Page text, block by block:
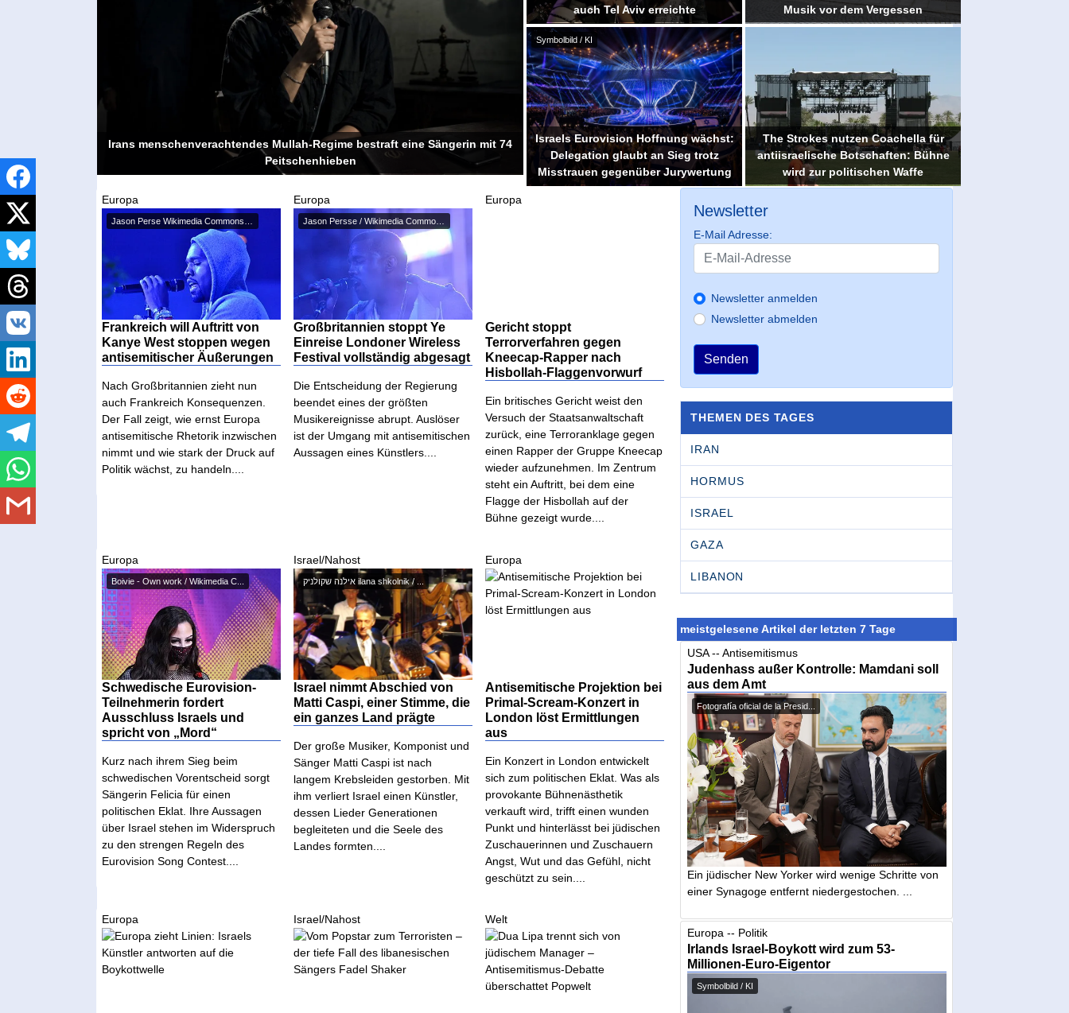
Irans menschenverachtendes Mullah-Regime bestraft eine Sängerin mit 74
Peitschenhieben
auch Tel Aviv erreichte
Musik vor dem Vergessen
Symbolbild / KI
Israels Eurovision Hoffnung wächst:
Delegation glaubt an Sieg trotz
Misstrauen gegenüber Jurywertung
The Strokes nutzen Coachella für
antiisraelische Botschaften: Bühne
wird zur politischen Waffe
Europa
Frankreich will Auftritt von
Kanye West stoppen wegen
antisemitischer Äußerungen
Nach Großbritannien zieht nun
auch Frankreich Konsequenzen.
Der Fall zeigt, wie ernst Europa
antisemitische Rhetorik inzwischen
nimmt und wie stark der Druck auf
Politik wächst, zu handeln....
Europa
Großbritannien stoppt Ye
Einreise Londoner Wireless
Festival vollständig abgesagt
Die Entscheidung der Regierung
beendet eines der größten
Musikereignisse abrupt. Auslöser
ist der Umgang mit antisemitischen
Aussagen eines Künstlers....
Europa
Gericht stoppt
Terrorverfahren gegen
Kneecap-Rapper nach
Hisbollah-Flaggenvorwurf
Ein britisches Gericht weist den
Versuch der Staatsanwaltschaft
zurück, eine Terroranklage gegen
einen Rapper der Gruppe Kneecap
wieder aufzunehmen. Im Zentrum
steht ein Auftritt, bei dem eine
Flagge der Hisbollah auf der
Bühne gezeigt wurde....
Europa
Boivie - Own work / Wikimedia C...
Schwedische Eurovision-
Teilnehmerin fordert
Ausschluss Israels und
spricht von „Mord“
Kurz nach ihrem Sieg beim
schwedischen Vorentscheid sorgt
Sängerin Felicia für einen
politischen Eklat. Ihre Aussagen
über Israel stehen im Widerspruch
zu den strengen Regeln des
Eurovision Song Contest....
Israel/Nahost
אילנה שקולניק ilana shkolnik / ...
Israel nimmt Abschied von
Matti Caspi, einer Stimme, die
ein ganzes Land prägte
Der große Musiker, Komponist und
Sänger Matti Caspi ist nach
langem Krebsleiden gestorben. Mit
ihm verliert Israel einen Künstler,
dessen Lieder Generationen
begleiteten und die Seele des
Landes formten....
Europa
Antisemitische Projektion bei
Primal-Scream-Konzert in
London löst Ermittlungen
aus
Ein Konzert in London entwickelt
sich zum politischen Eklat. Was als
provokante Bühnenästhetik
verkauft wird, trifft einen wunden
Punkt und hinterlässt bei jüdischen
Zuschauerinnen und Zuschauern
Angst, Wut und das Gefühl, nicht
geschützt zu sein....
Europa Israel/Nahost Welt
Newsletter
E-Mail Adresse:
Newsletter anmelden
Newsletter abmelden
Senden
THEMEN DES TAGES
IRAN
HORMUS
ISRAEL
GAZA
LIBANON
meistgelesene Artikel der letzten 7 Tage
USA -- Antisemitismus
Judenhass außer Kontrolle: Mamdani soll
aus dem Amt
Fotografía oficial de la Presid...
Ein jüdischer New Yorker wird wenige Schritte von
einer Synagoge entfernt niedergestochen. ...
Europa -- Politik
Irlands Israel-Boykott wird zum 53-
Millionen-Euro-Eigentor
Symbolbild / KI